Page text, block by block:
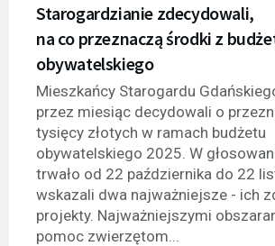
Starogardzianie zdecydowali,
na co przeznaczą środki z
obywatelskiego
Mieszkańcy Starogardu
przez miesiąc decydowali o
tysięcy złotych w ramach budżetu
obywatelskiego 2025. W
trwało od 22 października do 22
wskazali dwa najważniejsze - ich
projekty. Najważniejszymi
pomoc zwierzętom...